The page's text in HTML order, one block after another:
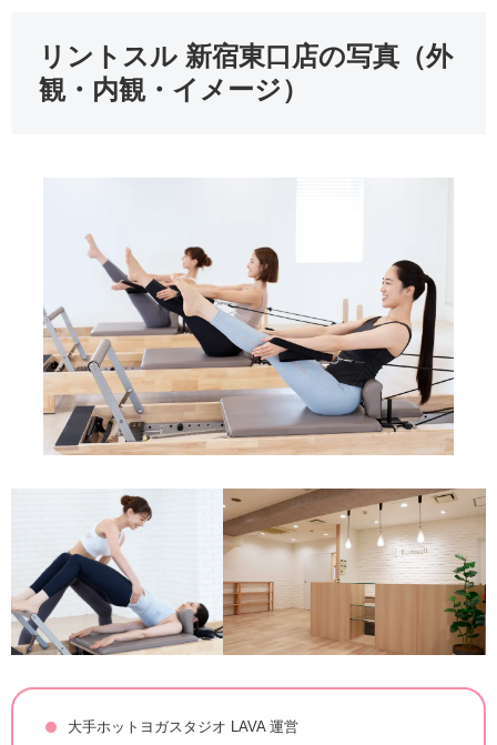
リントスル 新宿東口店の写真（外
観・内観・イメージ）
大手ホットヨガスタジオ LAVA 運営